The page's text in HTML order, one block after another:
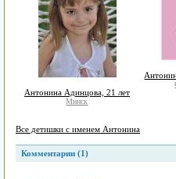
Антонина Адинцова, 21 лет
Минск
Все детишки с именем Антонина
Комментарии (1)